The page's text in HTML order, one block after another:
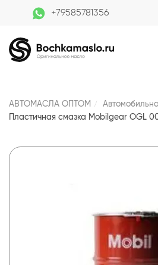
+79585781356
АВТОМАСЛА ОПТОМ
Пластичная смазка Mobilgear OGL